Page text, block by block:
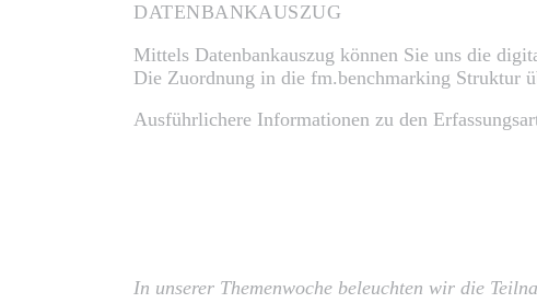
DATENBANKAUSZUG
Mittels Datenbankauszug können Sie uns die
Die Zuordnung in die fm.benchmarking Struktur
Ausführlichere Informationen zu den
In unserer Themenwoche beleuchten wir die